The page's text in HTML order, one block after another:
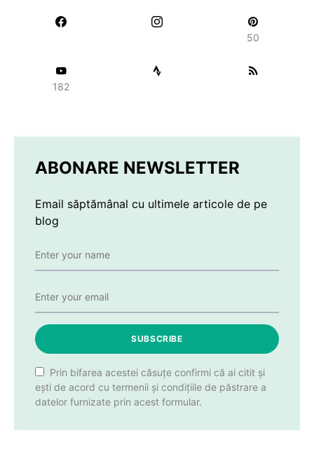
50
182
ABONARE NEWSLETTER
Email săptămânal cu ultimele articole de pe
blog
SUBSCRIBE
Prin bifarea acestei căsuțe confirmi că ai citit și
ești de acord cu termenii și condițiile de păstrare a
datelor furnizate prin acest formular.